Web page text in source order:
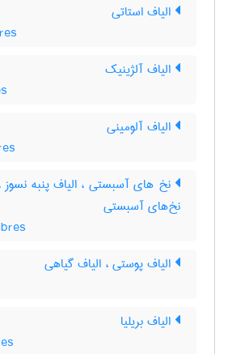
الیاف استاتی
الیاف آلژینیک
الیاف آلومینی
نخ های آسبستی ، الیاف پنبه نسوز
نخ‌های آسبستی
الیاف پوستی ، الیاف گیاهی
الیاف بریلیا